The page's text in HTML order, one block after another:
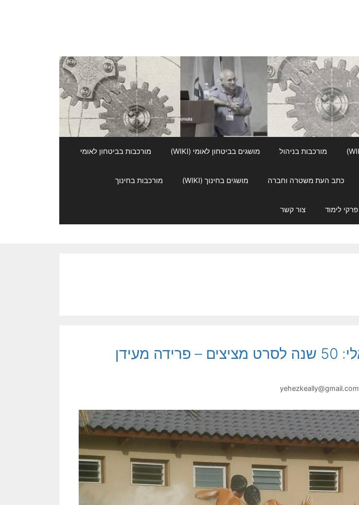
מורכבות בניהול מושגים בביטחון לאומי (WIKI) מורכבות בביטחון לאומי
כתב העת משטרה וחברה מושגים בחינוך (WIKI) מורכבות בחינוך
פרקי לימוד צור קשר
פנחס יחזקאלי: 50 שנה לסרט מציצים – פרידה מעידן
yehezkeally@gmail.com